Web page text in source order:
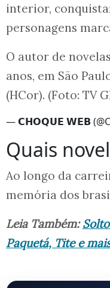
interior,
personagens
O autor de
anos, em São
(HCor). (Foto: TV
— 𝗖𝗛𝗢𝗤𝗨𝗘 𝗪𝗘𝗕
Quais
Ao longo da
memória dos
Leia Também:
Paquetá, Tite e